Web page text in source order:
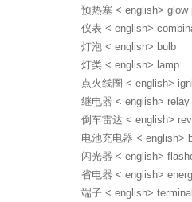
预热塞 < english> glow
仪表 < english>
灯泡 < english> bulb
灯类 < english> lamp
点火线圈 < english>
继电器 < english> relay
倒车雷达 < english>
电池充电器 < english>
闪光器 < english>
省电器 < english>
端子 < english> terminal